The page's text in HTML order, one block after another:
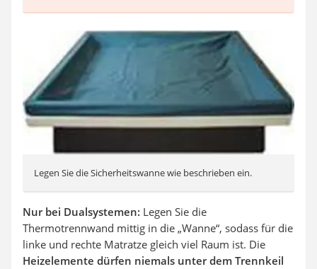
Legen Sie die Sicherheitswanne wie beschrieben ein.
Nur bei Dualsystemen: Legen Sie die
Thermotrennwand mittig in die „Wanne“, sodass für die
linke und rechte Matratze gleich viel Raum ist. Die
Heizelemente dürfen niemals unter dem Trennkeil